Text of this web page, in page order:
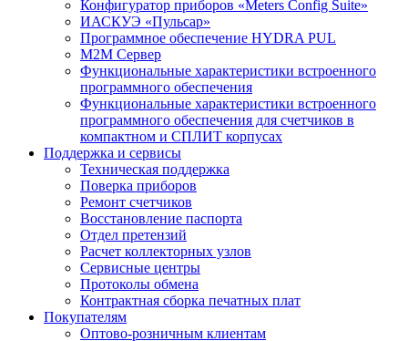
Конфигуратор приборов «Meters Config Suite»
ИАСКУЭ «Пульсар»
Программное обеспечение HYDRA PUL
M2M Сервер
Функциональные характеристики встроенного
программного обеспечения
Функциональные характеристики встроенного
программного обеспечения для счетчиков в
компактном и СПЛИТ корпусах
Поддержка и сервисы
Техническая поддержка
Поверка приборов
Ремонт счетчиков
Восстановление паспорта
Отдел претензий
Расчет коллекторных узлов
Сервисные центры
Протоколы обмена
Контрактная сборка печатных плат
Покупателям
Оптово-розничным клиентам